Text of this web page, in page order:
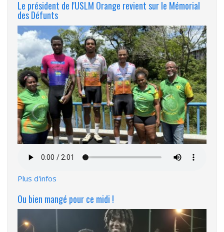
Le président de l'USLM Orange revient sur le Mémorial
des Défunts
audio
Plus d'infos
Ou bien mangé pour ce midi !